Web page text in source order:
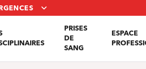
PRISES
DE
SANG
ESPACE